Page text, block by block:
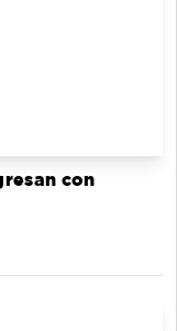
con